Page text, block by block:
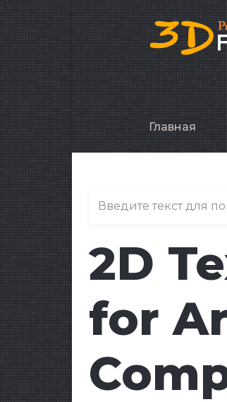
Главная
2D
for